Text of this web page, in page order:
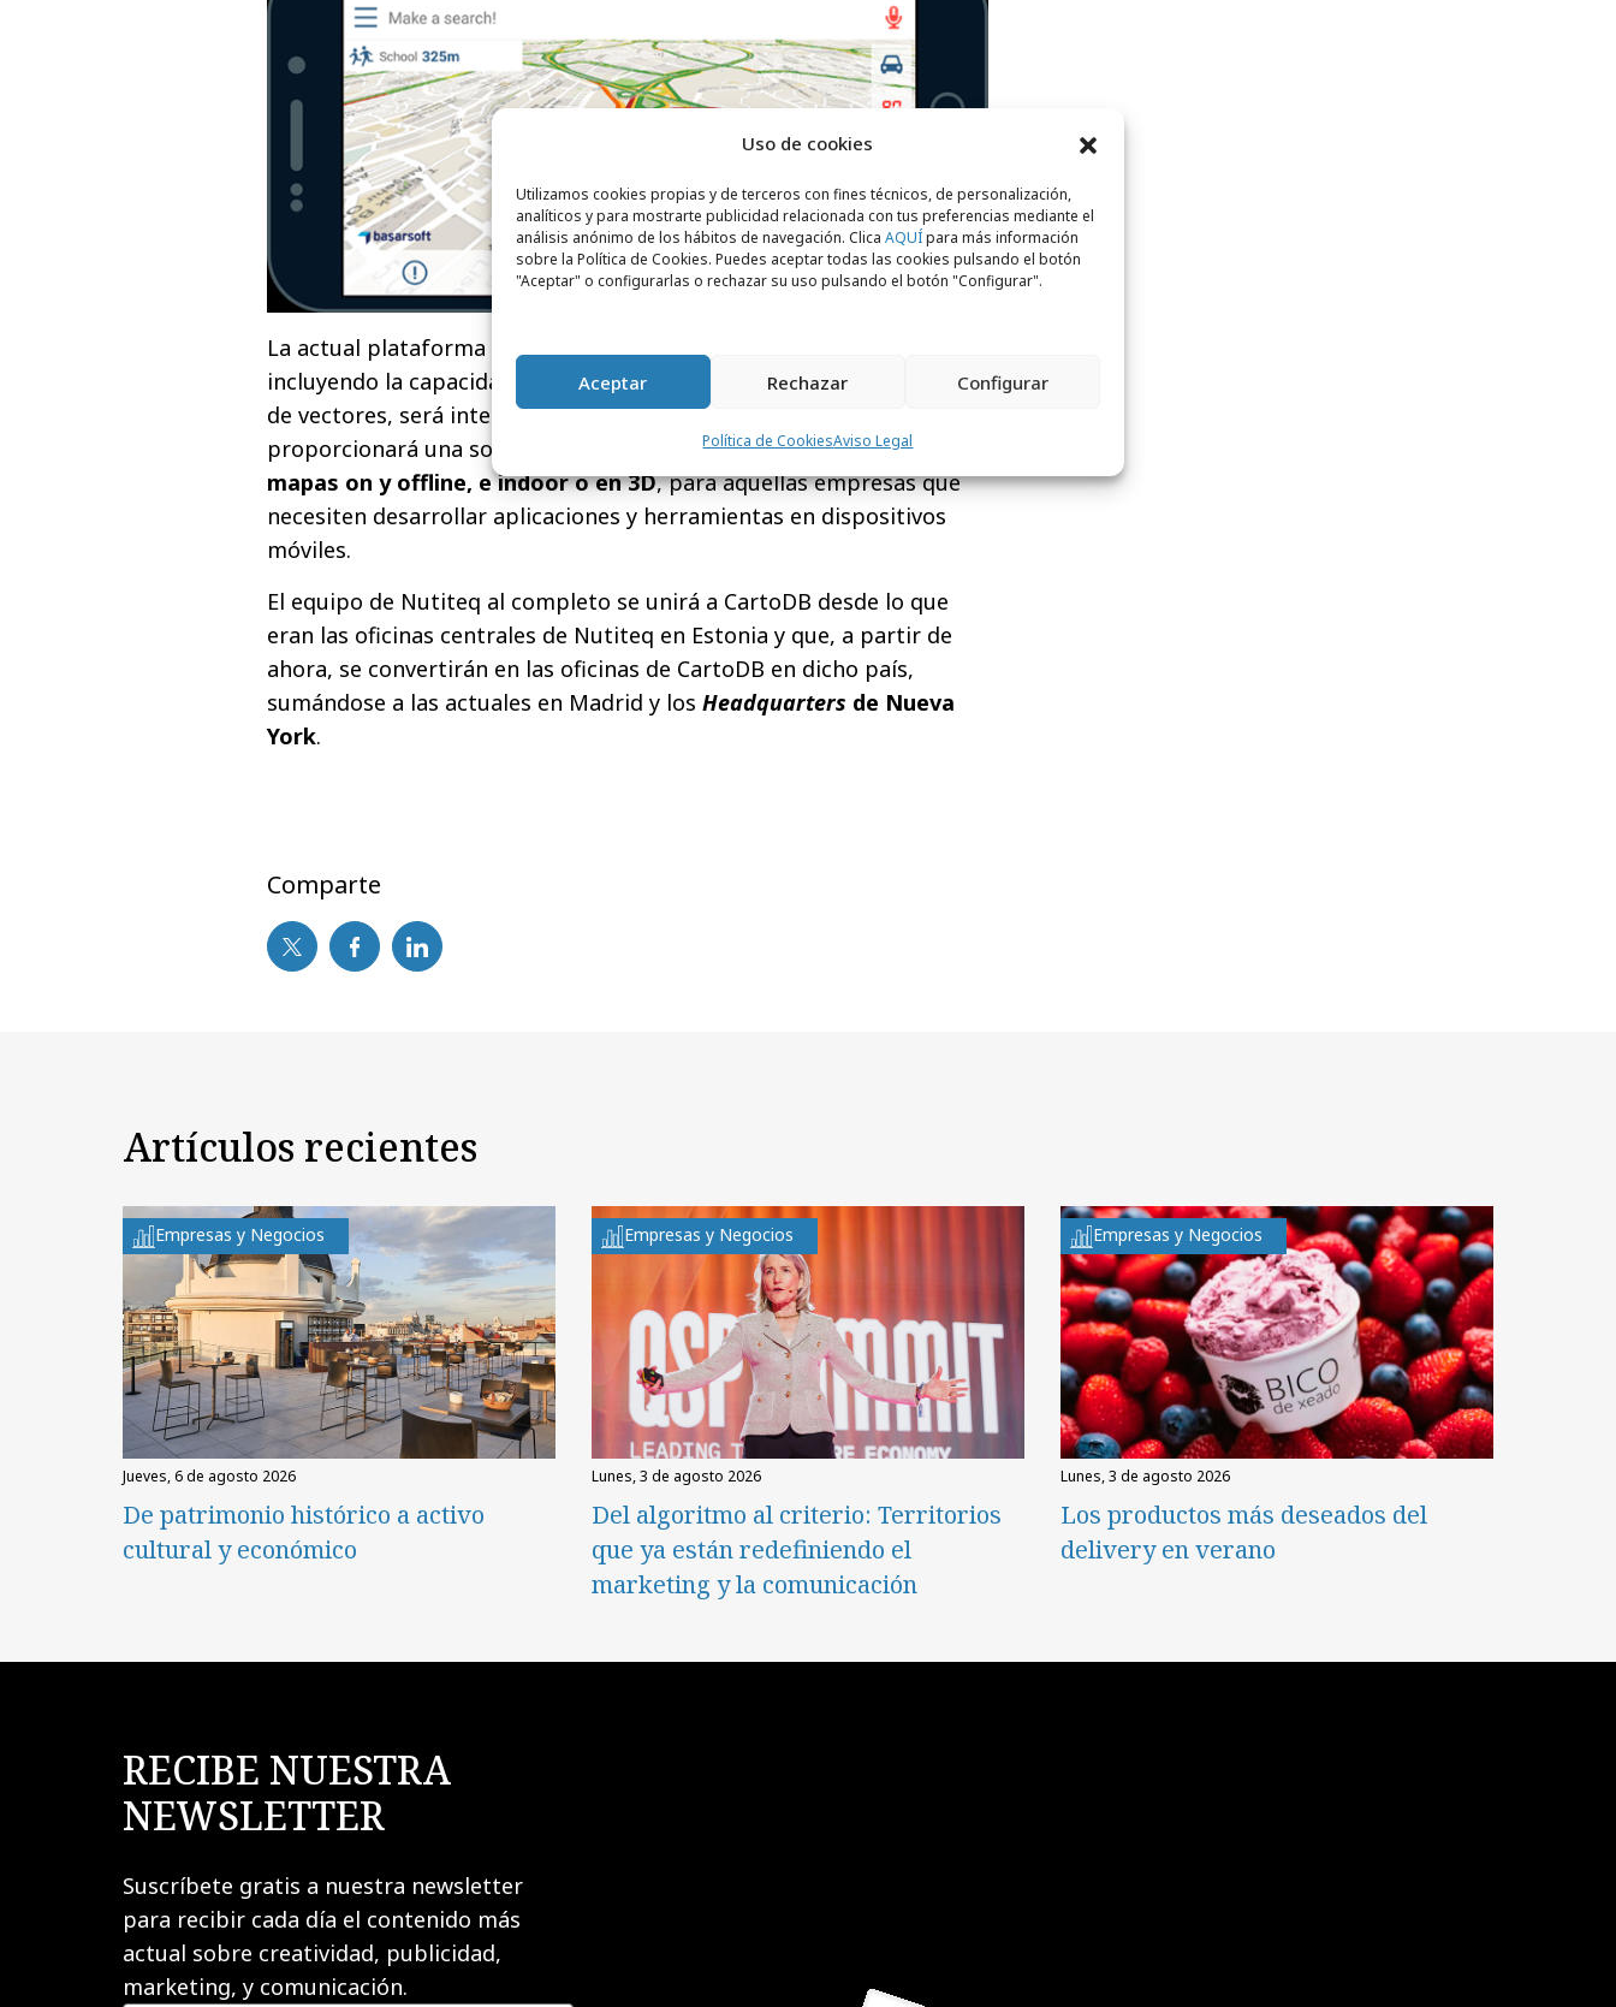
Uso de cookies
Utilizamos cookies propias y de terceros con fines técnicos, de personalización,
analíticos y para mostrarte publicidad relacionada con tus preferencias mediante el
análisis anónimo de los hábitos de navegación. Clica AQUÍpara más información
sobre la Política de Cookies. Puedes aceptar todas las cookies pulsando el botón
"Aceptar" o configurarlas o rechazar su uso pulsando el botón "Configurar".
Aceptar Rechazar Configurar
Política de CookiesAviso Legal
La​ actual plataforma de desarrollo de aplicaciones de Nutiteq,
incluyendo la capacidad de análisis en el dispositivo y renderización
de vectores, será integrada con la tecnología de CartoDB. Esto
proporcionará una solución completa que, entre otras cosas, incluye
mapas on y offline, e indoor o en 3D, para aquellas empresas que
necesiten desarrollar aplicaciones y herramientas en dispositivos
móviles.
El equipo de Nutiteq al completo se unirá a CartoDB desde lo que
eran las oficinas centrales de Nutiteq en Estonia y que, a partir de
ahora, se convertirán en las oficinas de CartoDB en dicho país,
sumándose a las actuales en Madrid y los Headquarters de Nueva
York.
Comparte
Artículos recientes
Empresas y Negocios
jueves, 6 de agosto 2026
De patrimonio histórico a activo
cultural y económico
Empresas y Negocios
lunes, 3 de agosto 2026
Del algoritmo al criterio: Territorios
que ya están redefiniendo el
marketing y la comunicación
Empresas y Negocios
lunes, 3 de agosto 2026
Los productos más deseados del
delivery en verano
RECIBE NUESTRA
NEWSLETTER
Suscríbete gratis a nuestra newsletter
para recibir cada día el contenido más
actual sobre creatividad, publicidad,
marketing, y comunicación.